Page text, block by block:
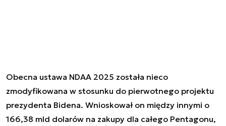
Obecna ustawa NDAA 2025 została nieco
zmodyfikowana w stosunku do pierwotnego projektu
prezydenta Bidena. Wnioskował on między innymi o
166,38 mld dolarów na zakupy dla całego Pentagonu,